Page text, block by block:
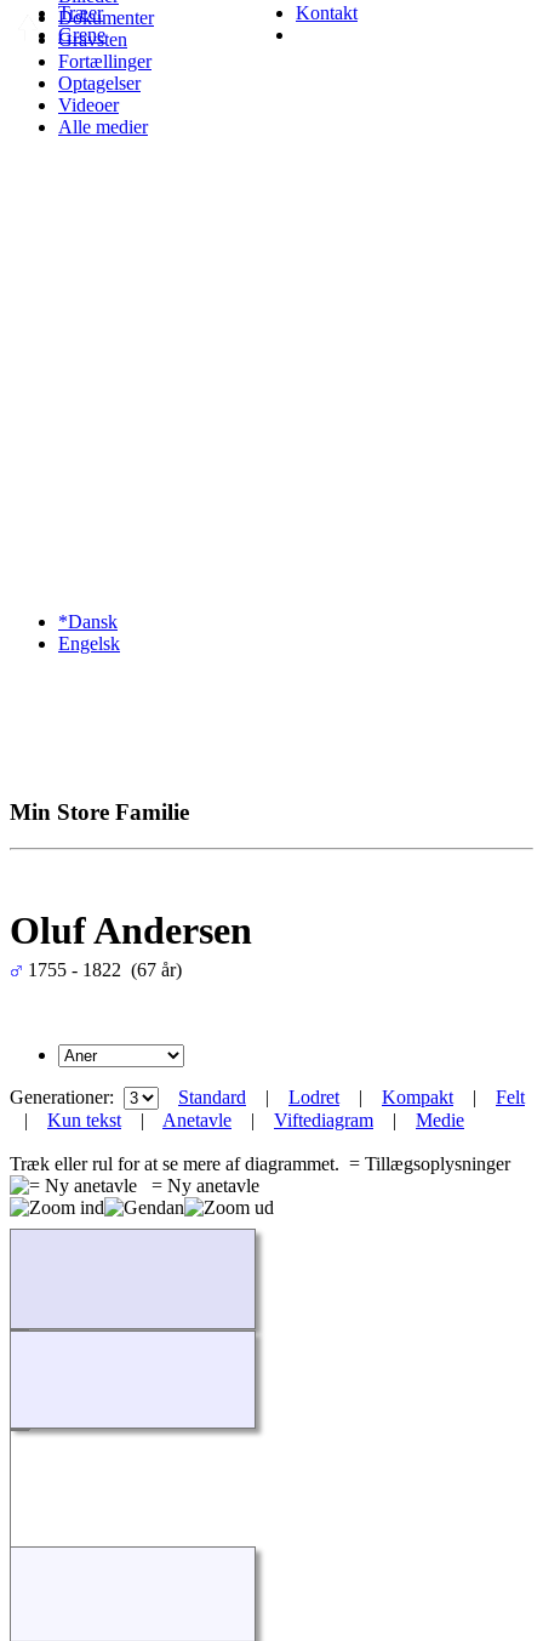
Dokumenter
Gravsten
Fortællinger
Optagelser
Videoer
Alle medier
Træer
Grene
Kontakt
*Dansk
Engelsk
Min Store Familie
Oluf Andersen
1755 - 1822 (67 år)
Generationer: Standard | Lodret | Kompakt | Felt
| Kun tekst | Anetavle | Viftediagram | Medie
Træk eller rul for at se mere af diagrammet. = Tillægsoplysninger
= Ny anetavle